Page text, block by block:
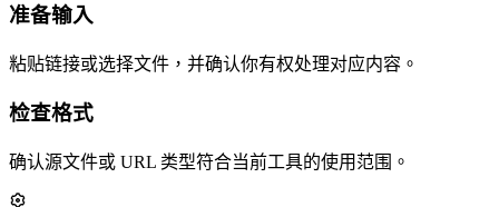
准备输入
粘贴链接或选择文件，并确认你有权处理对应内容。
检查格式
确认源文件或 URL 类型符合当前工具的使用范围。